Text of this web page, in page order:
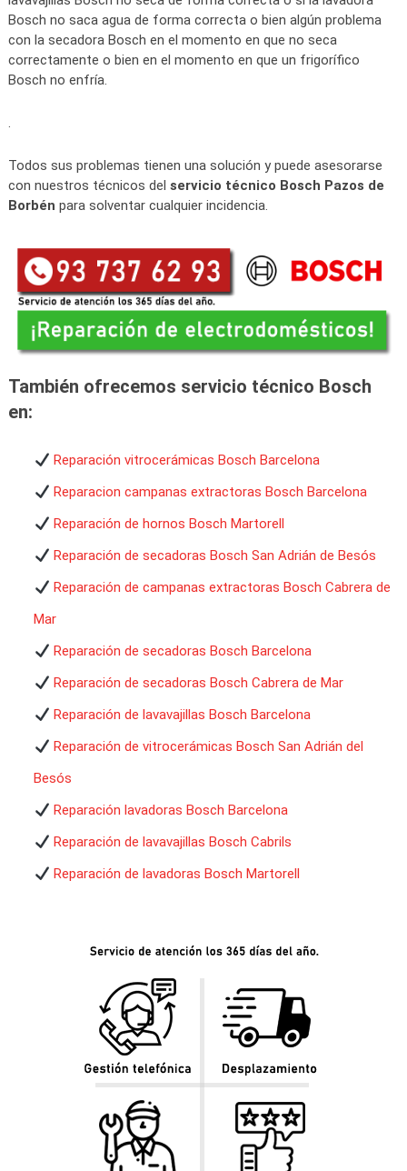
Bosch no saca agua de forma correcta o bien algún problema
con la secadora Bosch en el momento en que no seca
correctamente o bien en el momento en que un frigorífico
Bosch no enfría.
.
Todos sus problemas tienen una solución y puede asesorarse
con nuestros técnicos del servicio técnico Bosch Pazos de
Borbén para solventar cualquier incidencia.
También ofrecemos servicio técnico Bosch
en:
Reparación vitrocerámicas Bosch Barcelona
Reparacion campanas extractoras Bosch Barcelona
Reparación de hornos Bosch Martorell
Reparación de secadoras Bosch San Adrián de Besós
Reparación de campanas extractoras Bosch Cabrera de
Mar
Reparación de secadoras Bosch Barcelona
Reparación de secadoras Bosch Cabrera de Mar
Reparación de lavavajillas Bosch Barcelona
Reparación de vitrocerámicas Bosch San Adrián del
Besós
Reparación lavadoras Bosch Barcelona
Reparación de lavavajillas Bosch Cabrils
Reparación de lavadoras Bosch Martorell